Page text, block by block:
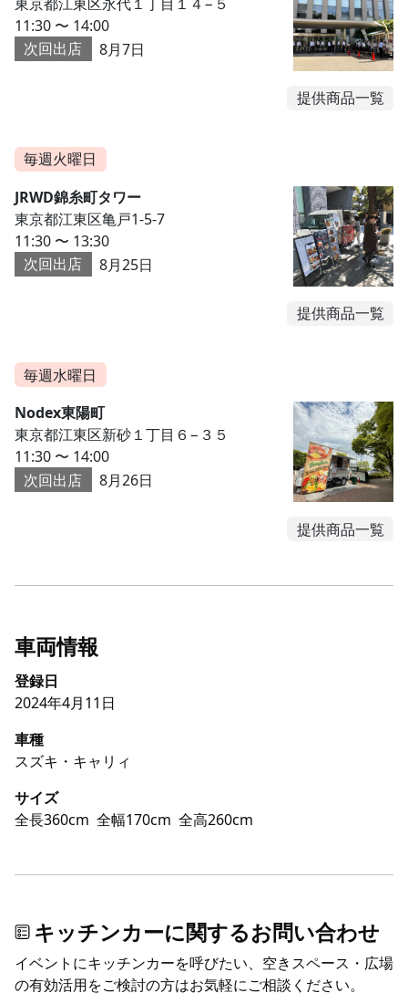
11:30 〜 14:00
次回出店
8月7日
提供商品一覧
毎週火曜日
JRWD錦糸町タワー
東京都江東区亀戸1-5-7
11:30 〜 13:30
次回出店
8月25日
提供商品一覧
毎週水曜日
Nodex東陽町
東京都江東区新砂１丁目６−３５
11:30 〜 14:00
次回出店
8月26日
提供商品一覧
車両情報
登録日
2024年4月11日
車種
スズキ・キャリィ
サイズ
全長360cm 全幅170cm 全高260cm
キッチンカーに関するお問い合わせ
イベントにキッチンカーを呼びたい、空きスペース・広場
の有効活用をご検討の方はお気軽にご相談ください。